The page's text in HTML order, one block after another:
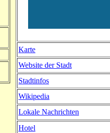
Karte
Website der Stadt
Stadtinfos
Wikipedia
Lokale Nachrichten
Hotel